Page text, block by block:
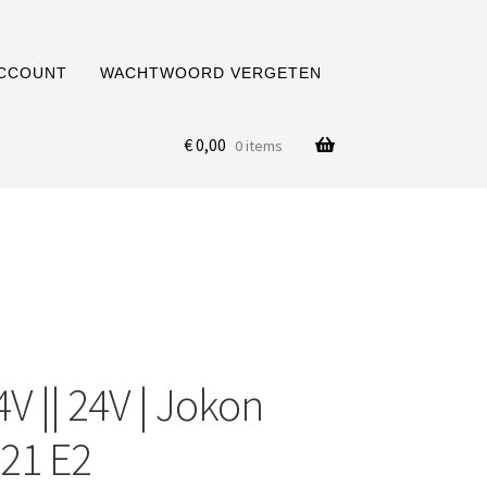
WACHTWOORD VERGETEN
€0,00 0 items
|| 24V | Jokon
E2